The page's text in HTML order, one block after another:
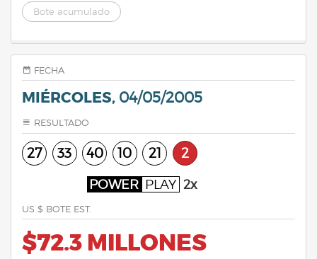
Bote acumulado
FECHA
MIÉRCOLES, 04/05/2005
RESULTADO
27 33 40 10 21 2
POWER PLAY 2x
US $ BOTE EST.
$72.3 MILLONES